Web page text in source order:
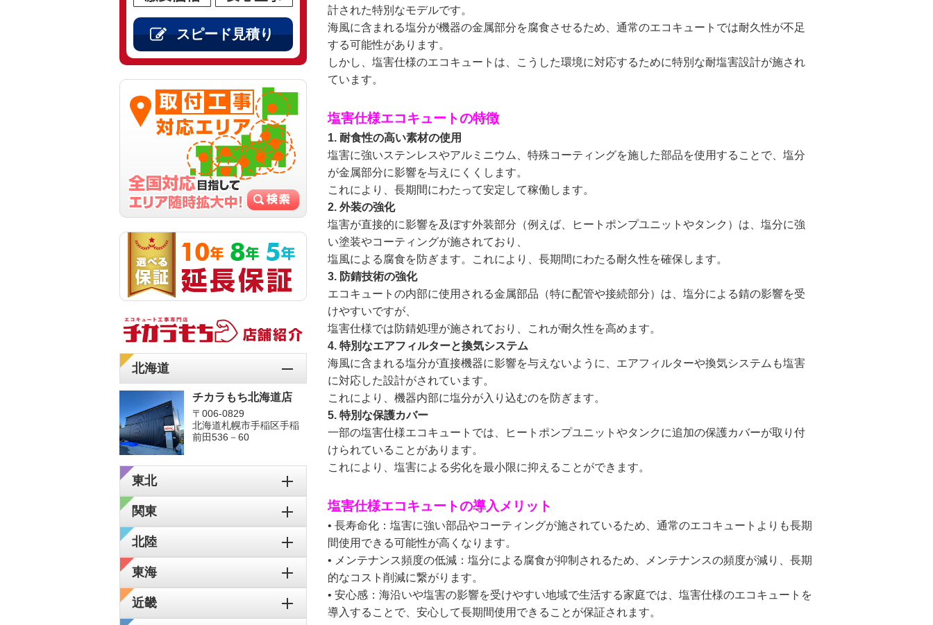
計された特別なモデルです。
海風に含まれる塩分が機器の金属部分を腐食させるため、通常のエコキュートでは耐久性が不足
する可能性があります。
しかし、塩害仕様のエコキュートは、こうした環境に対応するために特別な耐塩害設計が施され
ています。
塩害仕様エコキュートの特徴
1. 耐食性の高い素材の使用
塩害に強いステンレスやアルミニウム、特殊コーティングを施した部品を使用することで、塩分
が金属部分に影響を与えにくくします。
これにより、長期間にわたって安定して稼働します。
2. 外装の強化
塩害が直接的に影響を及ぼす外装部分（例えば、ヒートポンプユニットやタンク）は、塩分に強
い塗装やコーティングが施されており、
塩風による腐食を防ぎます。これにより、長期間にわたる耐久性を確保します。
3. 防錆技術の強化
エコキュートの内部に使用される金属部品（特に配管や接続部分）は、塩分による錆の影響を受
けやすいですが、
塩害仕様では防錆処理が施されており、これが耐久性を高めます。
4. 特別なエアフィルターと換気システム
海風に含まれる塩分が直接機器に影響を与えないように、エアフィルターや換気システムも塩害
に対応した設計がされています。
これにより、機器内部に塩分が入り込むのを防ぎます。
5. 特別な保護カバー
一部の塩害仕様エコキュートでは、ヒートポンプユニットやタンクに追加の保護カバーが取り付
けられていることがあります。
これにより、塩害による劣化を最小限に抑えることができます。
塩害仕様エコキュートの導入メリット
• 長寿命化：塩害に強い部品やコーティングが施されているため、通常のエコキュートよりも長期
間使用できる可能性が高くなります。
• メンテナンス頻度の低減：塩分による腐食が抑制されるため、メンテナンスの頻度が減り、長期
的なコスト削減に繋がります。
• 安心感：海沿いや塩害の影響を受けやすい地域で生活する家庭では、塩害仕様のエコキュートを
導入することで、安心して長期間使用できることが保証されます。
スピード見積り
北海道
チカラもち北海道店
〒006-0829
北海道札幌市手稲区手稲
前田536－60
東北
関東
北陸
東海
近畿